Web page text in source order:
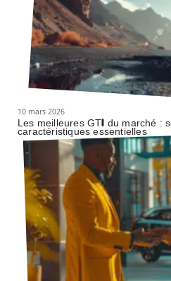
10 mars 2026
Les meilleures GTI du marché :
caractéristiques essentielles